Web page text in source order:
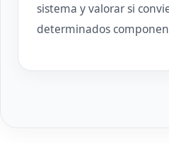
sistema y valorar si
determinados